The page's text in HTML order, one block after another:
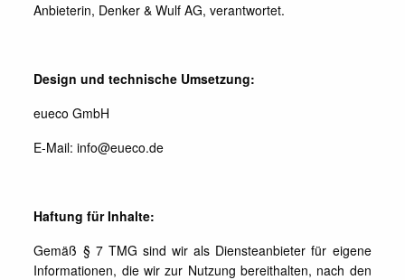
Anbieterin, Denker & Wulf AG, verantwortet.
Design und technische Umsetzung:
eueco GmbH
E-Mail: info@eueco.de
Haftung für Inhalte:
Gemäß § 7 TMG sind wir als Diensteanbieter für eigene
Informationen, die wir zur Nutzung bereithalten, nach den